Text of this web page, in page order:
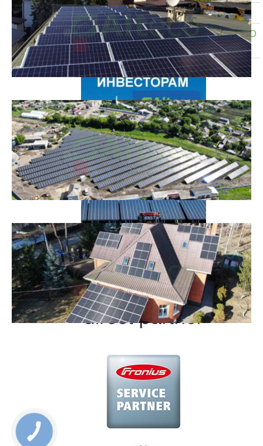
ТЕПЛОВЫЕ НАСОСЫ ЗЕМЛЯ — ВОДА
СИСТЕМЫ ХРАНЕНИЯ ЭНЕРГИИ И РЕЗЕРВНОГО
ПИТАНИЯ